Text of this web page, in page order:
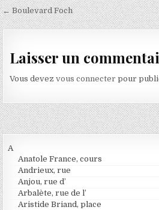
Navigation de
← Boulevard Foch
Laisser un
Vous devezvous connecter pour
A
Anatole France, cours
Andrieux, rue
Anjou, rue d’
Arbalète, rue de l’
Aristide Briand, place